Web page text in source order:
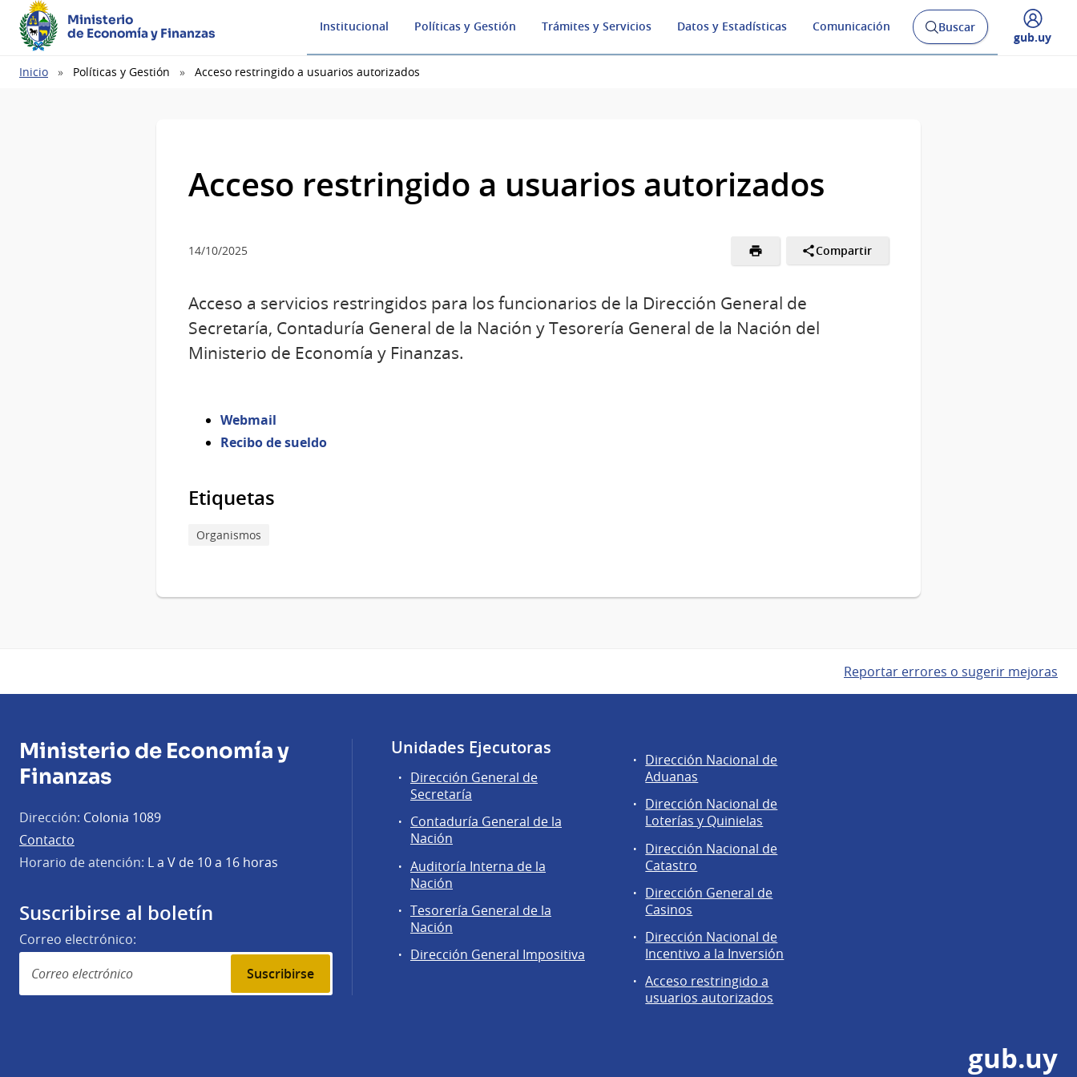
Ministerio
de Economía y Finanzas
Institucional Políticas y Gestión Trámites y Servicios Datos y Estadísticas Comunicación
Abrir
buscador
Buscar
Desplegar
gub.uy
Ruta
Inicio Políticas y Gestión Acceso restringido a usuarios autorizados
Acceso restringido a usuarios autorizados
14/10/2025 Compartir
Acceso a servicios restringidos para los funcionarios de la Dirección General de
Secretaría, Contaduría General de la Nación y Tesorería General de la Nación del
Ministerio de Economía y Finanzas.
Webmail
Recibo de sueldo
Etiquetas
Organismos
Reportar errores o sugerir mejoras
Ministerio de Economía y
Finanzas
Dirección: Colonia 1089
Contacto
Horario de atención: L a V de 10 a 16 horas
Suscribirse al boletín
Correo electrónico:
Suscribirse
Unidades Ejecutoras
Dirección General de
Secretaría
Contaduría General de la
Nación
Auditoría Interna de la
Nación
Tesorería General de la
Nación
Dirección General Impositiva
Áreas
de
Dirección
General
de
Secretaría
Dirección Nacional de
Aduanas
Dirección Nacional de
Loterías y Quinielas
Dirección Nacional de
Catastro
Dirección General de
Casinos
Dirección Nacional de
Incentivo a la Inversión
Acceso restringido a
usuarios autorizados
gub.uy